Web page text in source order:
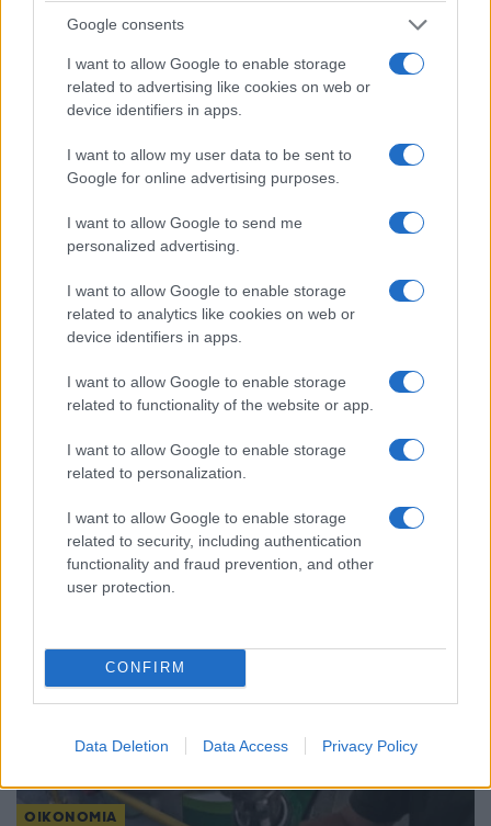
Google consents
I want to allow Google to enable storage
related to advertising like cookies on web or
device identifiers in apps.
I want to allow my user data to be sent to
Google for online advertising purposes.
I want to allow Google to send me
personalized advertising.
I want to allow Google to enable storage
related to analytics like cookies on web or
device identifiers in apps.
I want to allow Google to enable storage
related to functionality of the website or app.
I want to allow Google to enable storage
related to personalization.
I want to allow Google to enable storage
related to security, including authentication
functionality and fraud prevention, and other
user protection.
CONFIRM
Data Deletion Data Access Privacy Policy
Φιλοδωρήματα: Αφορολόγητα έως 6.000 ευρώ
τον χρόνο – Ποιοι κερδίζουν από τη νέα ρύθμιση
31/07/2026 - 11:18πμ
ΟΙΚΟΝΟΜΙΑ
e-ΕΦΚΑ: Εκτός λειτουργίας για μία εβδομάδα οι
ηλεκτρονικές υπηρεσίες του ΚΕΑΟ – Τι πρέπει να
γνωρίζουν οι οφειλέτες
28/07/2026 - 8:36πμ
ΟΙΚΟΝΟΜΙΑ